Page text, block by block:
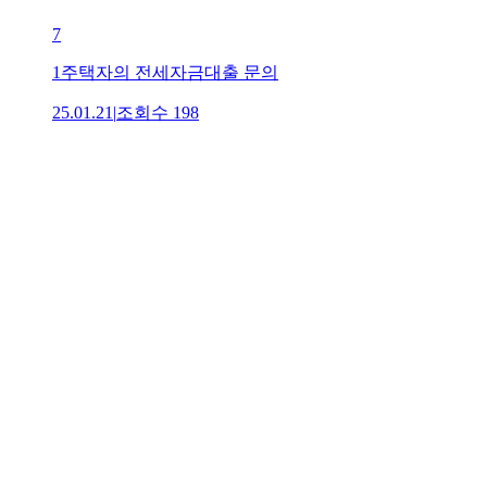
7
1주택자의 전세자금대출 문의
25.01.21 |조회수 198